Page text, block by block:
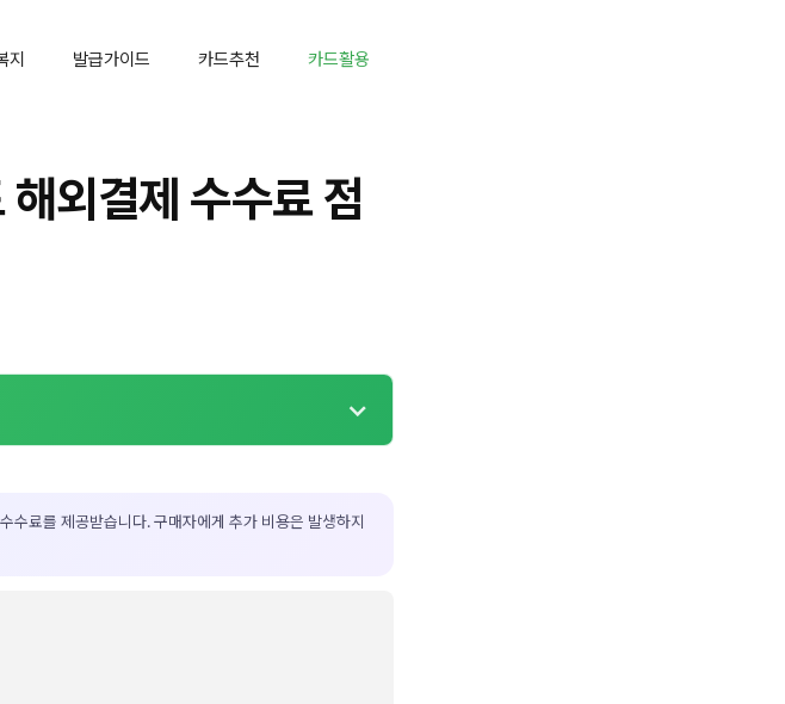
지 발급가이드 카드추천 카드활용
외결제 수수료 점
수료를 제공받습니다. 구매자에게 추가 비용은 발생하지